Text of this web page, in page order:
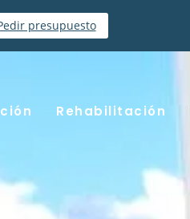
presupuesto
Rehabilitación